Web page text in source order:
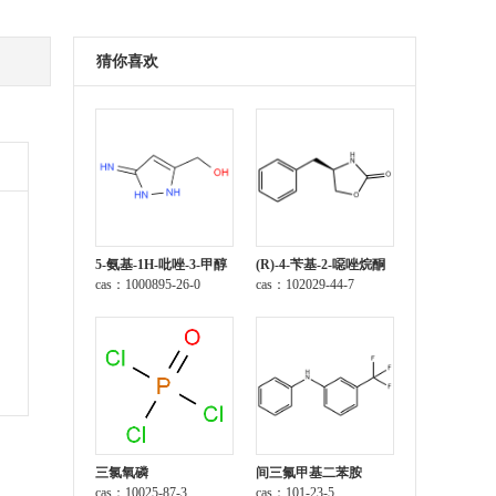
猜你喜欢
5-氨基-1H-吡唑-3-甲醇
cas：1000895-26-0
(R)-4-苄基-2-噁唑烷酮
cas：102029-44-7
三氯氧磷
cas：10025-87-3
间三氟甲基二苯胺
cas：101-23-5